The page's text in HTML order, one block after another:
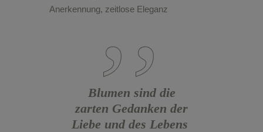
Anerkennung, zeitlose Eleganz
Blumen sind die
zarten Gedanken der
Liebe und des Lebens